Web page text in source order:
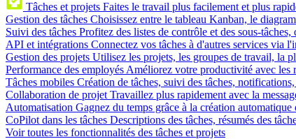
Tâches et projets Faites le travail plus facilement et plus
Gestion des tâches Choisissez entre le tableau Kanban, le
Suivi des tâches Profitez des listes de contrôle et des sous-
API et intégrations Connectez vos tâches à d'autres services via
Gestion des projets Utilisez les projets, les groupes de travail, la
Performance des employés Améliorez votre productivité avec les
Tâches mobiles Création de tâches, suivi des tâches,
Collaboration de projet Travaillez plus rapidement avec la
Automatisation Gagnez du temps grâce à la création
CoPilot dans les tâches Descriptions des tâches, résumés des
Voir toutes les fonctionnalités des tâches et projets